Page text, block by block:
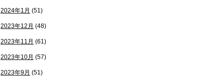
2024年1月 (51)
2023年12月 (48)
2023年11月 (61)
2023年10月 (57)
2023年9月 (51)